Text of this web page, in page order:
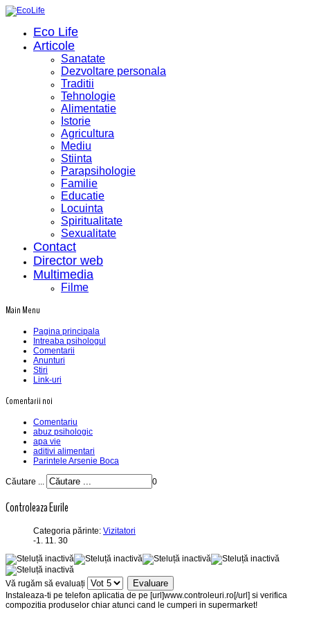
Eco Life
Articole
Sanatate
Dezvoltare personala
Traditii
Tehnologie
Alimentatie
Istorie
Agricultura
Mediu
Stiinta
Parapsihologie
Familie
Educatie
Locuinta
Spiritualitate
Sexualitate
Contact
Director web
Multimedia
Filme
Main Menu
Pagina principala
Intreaba psihologul
Comentarii
Anunturi
Stiri
Link-uri
Comentarii noi
Comentariu
abuz psihologic
apa vie
aditivi alimentari
Parintele Arsenie Boca
Căutare ... 0
Controleaza Eurile
Categoria părinte: Vizitatori
-1. 11. 30
Vă rugăm să evaluați
Instaleaza-ti pe telefon aplicatia de pe [url]www.controleuri.ro[/url] si verifica
compozitia produselor chiar atunci cand le cumperi in supermarket!